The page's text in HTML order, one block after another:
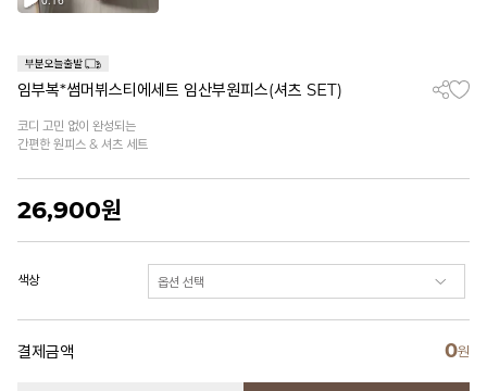
임부복*썸머뷔스티에세트 임산부원피스(셔츠 SET)
코디 고민 없이 완성되는
간편한 원피스 & 셔츠 세트
26,900원
색상
결제금액 0원